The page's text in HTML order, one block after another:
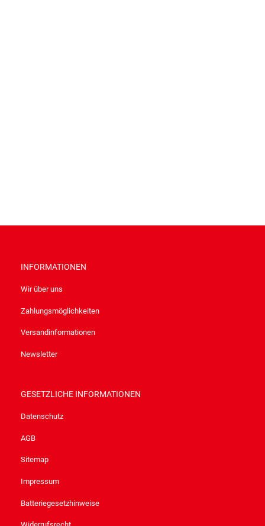
INFORMATIONEN
Wir über uns
Zahlungsmöglichkeiten
Versandinformationen
Newsletter
GESETZLICHE INFORMATIONEN
Datenschutz
AGB
Sitemap
Impressum
Batteriegesetzhinweise